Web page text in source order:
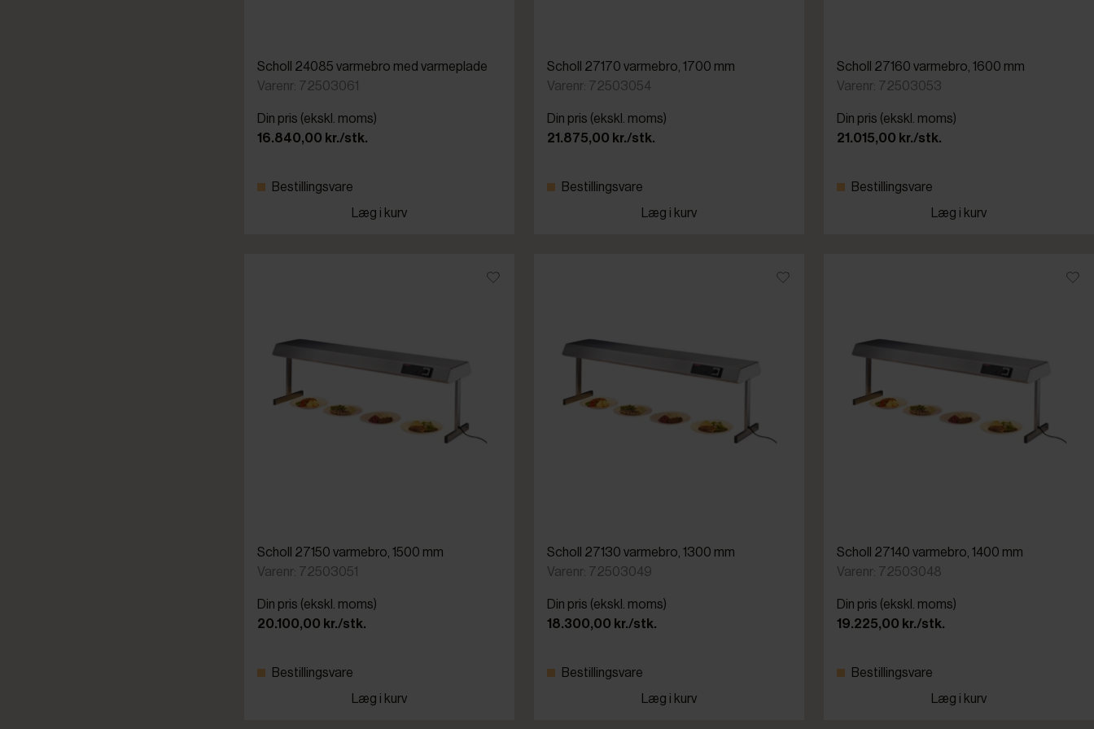
Scholl 24085 varmebro med varmeplade
Varenr: 72503061
Din pris (ekskl. moms)
16.840,00 kr./stk.
Bestillingsvare
Læg i kurv
Scholl 27170 varmebro, 1700 mm
Varenr: 72503054
Din pris (ekskl. moms)
21.875,00 kr./stk.
Bestillingsvare
Læg i kurv
Scholl 27160 varmebro, 1600 mm
Varenr: 72503053
Din pris (ekskl. moms)
21.015,00 kr./stk.
Bestillingsvare
Læg i kurv
Scholl 27150 varmebro, 1500 mm
Varenr: 72503051
Din pris (ekskl. moms)
20.100,00 kr./stk.
Bestillingsvare
Læg i kurv
Scholl 27130 varmebro, 1300 mm
Varenr: 72503049
Din pris (ekskl. moms)
18.300,00 kr./stk.
Bestillingsvare
Læg i kurv
Scholl 27140 varmebro, 1400 mm
Varenr: 72503048
Din pris (ekskl. moms)
19.225,00 kr./stk.
Bestillingsvare
Læg i kurv